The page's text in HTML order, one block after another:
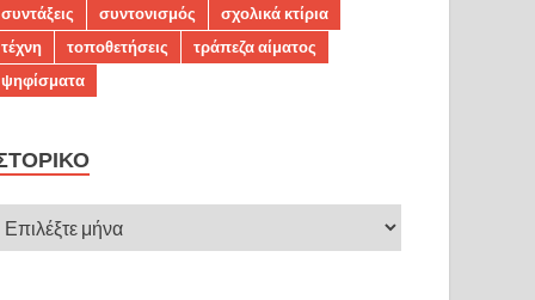
συντάξεις
συντονισμός
σχολικά κτίρια
τέχνη
τοποθετήσεις
τράπεζα αίματος
ψηφίσματα